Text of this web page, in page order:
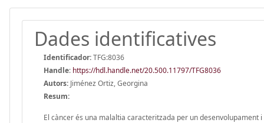
Dades identificatives
Identificador:TFG:8036
Handle: https://hdl.handle.net/20.500.11797/TFG8036
Autors: Jiménez Ortiz, Georgina
Resum:
El càncer és una malaltia caracteritzada per un